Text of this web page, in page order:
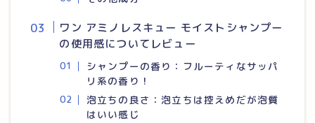
ワン アミノレスキュー モイストシャンプー
の使用感についてレビュー
シャンプーの香り：フルーティなサッパ
リ系の香り！
泡立ちの良さ：泡立ちは控えめだが泡質
はいい感じ